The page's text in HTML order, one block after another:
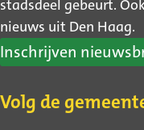
stadsdeel gebeurt.
nieuws uit Den Haag.
Inschrijven
Volg de